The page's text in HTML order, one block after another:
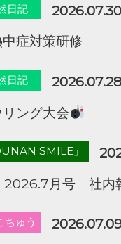
日記
2026.07.30
症対策研修
日記
2026.07.28
ング大会
SMILE」
2026.7月号 社内
ちゅう